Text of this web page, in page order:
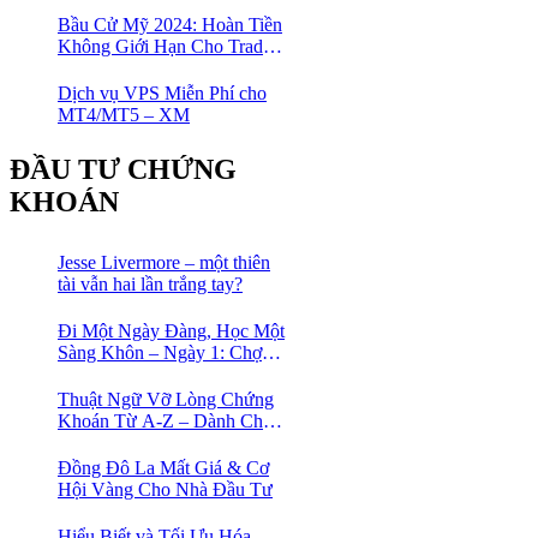
Thị Trường Ngay!
Bầu Cử Mỹ 2024: Hoàn Tiền
Không Giới Hạn Cho Trader
Dịch vụ VPS Miễn Phí cho
MT4/MT5 – XM
ĐẦU TƯ CHỨNG
KHOÁN
Jesse Livermore – một thiên
tài vẫn hai lần trắng tay?
Đi Một Ngày Đàng, Học Một
Sàng Khôn – Ngày 1: Chợ
Thuật Ngữ Vỡ Lòng Chứng
Khoán Từ A-Z – Dành Cho
Đồng Đô La Mất Giá & Cơ
Hội Vàng Cho Nhà Đầu Tư